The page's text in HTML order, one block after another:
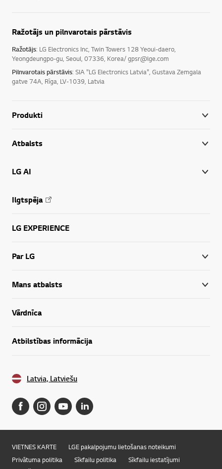
Ražotājs un pilnvarotais pārstāvis
Ražotājs: LG Electronics Inc, Twin Towers 128 Yeoui-daero,
Yeongdeungpo-gu, Seoul, 07336, Korea/ gpsr@lge.com
Pilnvarotais pārstāvis: SIA "LG Electronics Latvia", Gustava Zemgala
gatve 74A, Rīga, LV-1039, Latvia
Produkti
Atbalsts
LG AI
Ilgtspēja
LG EXPERIENCE
Par LG
Mans atbalsts
Vārdnīca
Atbilstības informācija
Latvia, Latviešu
VIETNES KARTE
LGE pakalpojumu lietošanas noteikumi
Privātuma politika
Sīkfailu politika
Sīkfailu iestatījumi